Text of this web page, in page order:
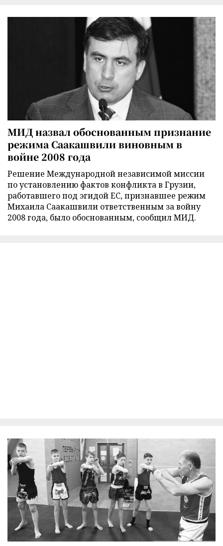
МИД назвал обоснованным признание
режима Саакашвили виновным в
войне 2008 года
Решение Международной независимой миссии
по установлению фактов конфликта в Грузии,
работавшего под эгидой ЕС, признавшее режим
Михаила Саакашвили ответственным за войну
2008 года, было обоснованным, сообщил МИД.